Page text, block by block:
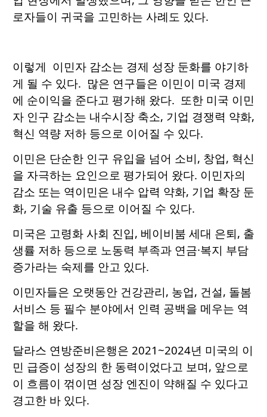
로자들이 귀국을 고민하는 사례도 있다.
이렇게 이민자 감소는 경제 성장 둔화를 야기하
게 될 수 있다. 많은 연구들은 이민이 미국 경제
에 순이익을 준다고 평가해 왔다. 또한 미국 이민
자 인구 감소는 내수시장 축소, 기업 경쟁력 약화,
혁신 역량 저하 등으로 이어질 수 있다.
이민은 단순한 인구 유입을 넘어 소비, 창업, 혁신
을 자극하는 요인으로 평가되어 왔다. 이민자의
감소 또는 역이민은 내수 압력 약화, 기업 확장 둔
화, 기술 유출 등으로 이어질 수 있다.
미국은 고령화 사회 진입, 베이비붐 세대 은퇴, 출
생률 저하 등으로 노동력 부족과 연금·복지 부담
증가라는 숙제를 안고 있다.
이민자들은 오랫동안 건강관리, 농업, 건설, 돌봄
서비스 등 필수 분야에서 인력 공백을 메우는 역
할을 해 왔다.
달라스 연방준비은행은 2021~2024년 미국의 이
민 급증이 성장의 한 동력이었다고 보며, 앞으로
이 흐름이 꺾이면 성장 엔진이 약해질 수 있다고
경고한 바 있다.